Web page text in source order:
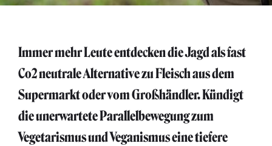
Immer mehr Leute entdecken die Jagd als fast
Co2 neutrale Alternative zu Fleisch aus dem
Supermarkt oder vom Großhändler. Kündigt
die unerwartete Parallelbewegung zum
Vegetarismus und Veganismus eine tiefere